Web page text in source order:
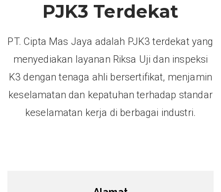
PJK3 Terdekat
PT. Cipta Mas Jaya adalah PJK3 terdekat yang
menyediakan layanan Riksa Uji dan inspeksi
K3 dengan tenaga ahli bersertifikat, menjamin
keselamatan dan kepatuhan terhadap standar
keselamatan kerja di berbagai industri.